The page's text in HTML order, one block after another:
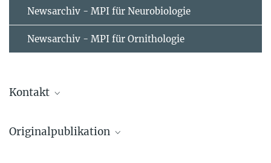
Newsarchiv - MPI für Neurobiologie
Newsarchiv - MPI für Ornithologie
Kontakt
Forschungsgruppenleiter
Originalpublikation